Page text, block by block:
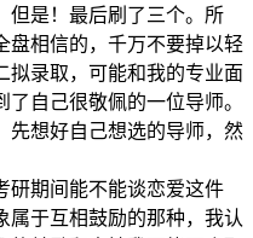
但是！最后刷了三个。所
盘相信的，千万不要掉以轻
拟录取，可能和我的专业面
自己很敬佩的一位导师。
先想好自己想选的导师，然
研期间能不能谈恋爱这件
属于互相鼓励的那种，我认